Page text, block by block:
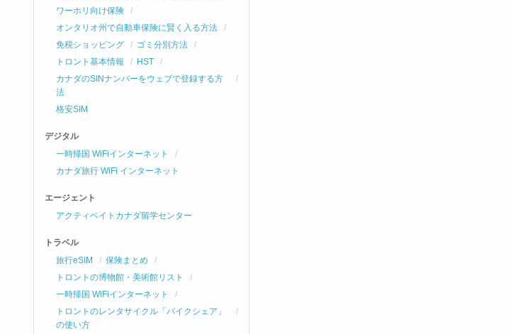
ワーホリ向け保険
オンタリオ州で自動車保険に賢く入る方法
免税ショッピング
ゴミ分別方法
トロント基本情報
HST
カナダのSINナンバーをウェブで登録する方
法
格安SIM
デジタル
一時帰国 WiFiインターネット
カナダ旅行 WiFi インターネット
エージェント
アクティベイトカナダ留学センター
トラベル
旅行eSIM
保険まとめ
トロントの博物館・美術館リスト
一時帰国 WiFiインターネット
トロントのレンタサイクル「バイクシェア」
の使い方